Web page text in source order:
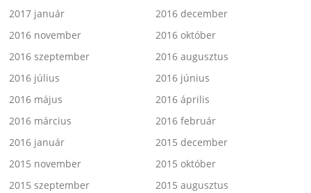
2017 január
2016 december
2016 november
2016 október
2016 szeptember
2016 augusztus
2016 július
2016 június
2016 május
2016 április
2016 március
2016 február
2016 január
2015 december
2015 november
2015 október
2015 szeptember
2015 augusztus